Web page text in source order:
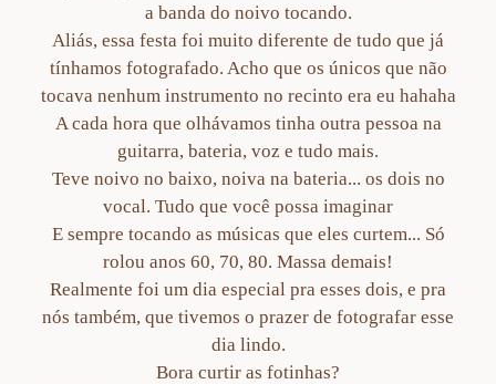
a banda do noivo tocando.
Aliás, essa festa foi muito diferente de tudo que já
tínhamos fotografado. Acho que os únicos que não
tocava nenhum instrumento no recinto era eu hahaha
A cada hora que olhávamos tinha outra pessoa na
guitarra, bateria, voz e tudo mais.
Teve noivo no baixo, noiva na bateria... os dois no
vocal. Tudo que você possa imaginar
E sempre tocando as músicas que eles curtem... Só
rolou anos 60, 70, 80. Massa demais!
Realmente foi um dia especial pra esses dois, e pra
nós também, que tivemos o prazer de fotografar esse
dia lindo.
Bora curtir as fotinhas?